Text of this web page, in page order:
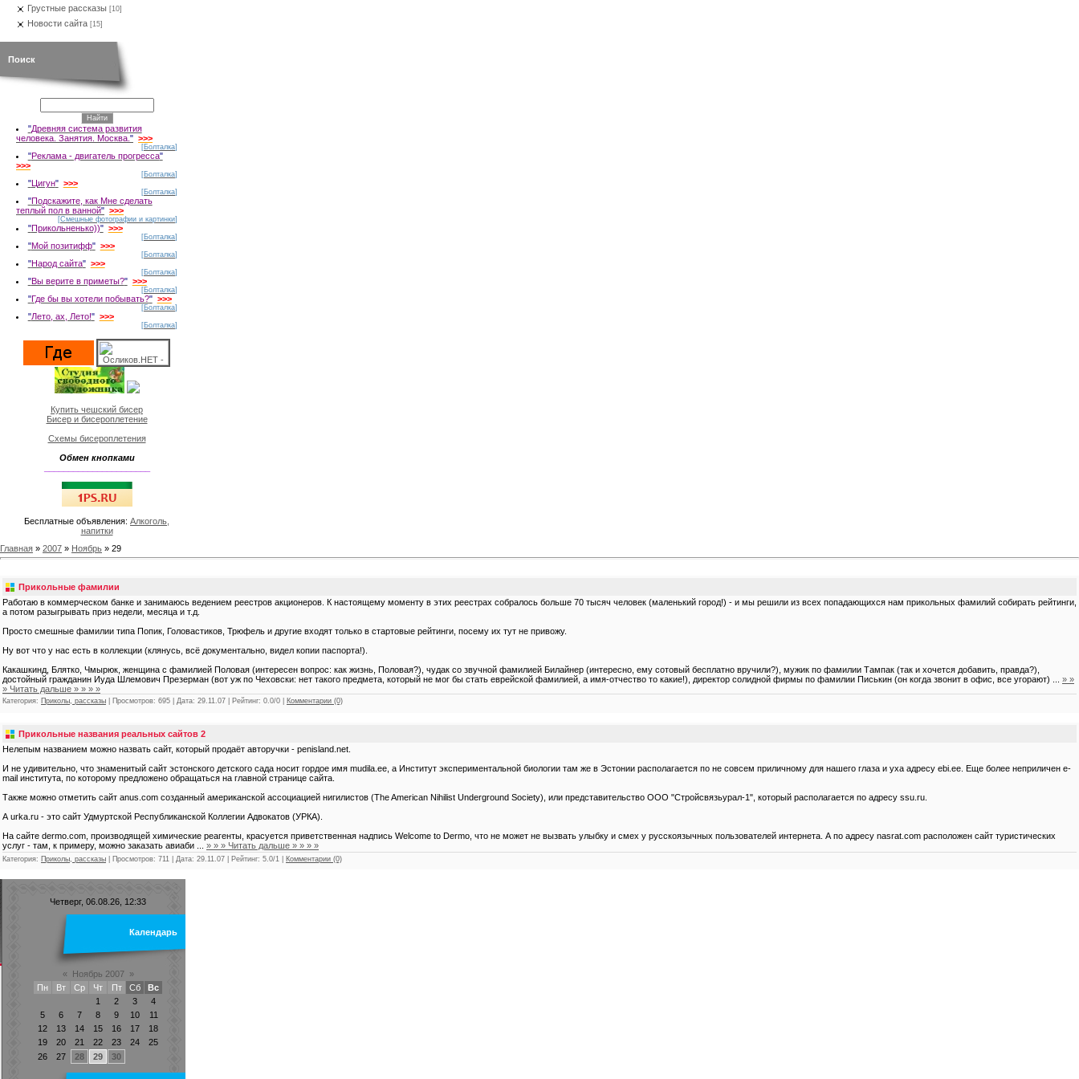
Грустные рассказы [10]
Новости сайта [15]
Поиск
"Древняя система развития
человека. Занятия. Москва. " >>>
[Болталка]
"Реклама - двигатель прогресса"
>>>
[Болталка]
"Цигун" >>>
[Болталка]
"Подскажите, как Мне сделать
теплый пол в ванной" >>>
[Смешные фотографии и картинки]
"Прикольненько))" >>>
[Болталка]
"Мой позитифф" >>>
[Болталка]
"Народ сайта" >>>
[Болталка]
"Вы верите в приметы?" >>>
[Болталка]
"Где бы вы хотели побывать?" >>>
[Болталка]
"Лето, ах, Лето!" >>>
[Болталка]
Купить чешский бисер
Бисер и бисероплетение
Схемы бисероплетения
Обмен кнопками
Бесплатные объявления: Алкоголь,
напитки
Главная » 2007 » Ноябрь » 29
Прикольные фамилии
Работаю в коммерческом банке и занимаюсь ведением реестров акционеров. К настоящему моменту в этих реестрах собралось больше 70 тысяч человек (маленький город!) - и мы решили из всех попадающихся нам прикольных фамилий собирать рейтинги,
а потом разыгрывать приз недели, месяца и т.д.
Просто смешные фамилии типа Попик, Головастиков, Трюфель и другие входят только в стартовые рейтинги, посему их тут не привожу.
Ну вот что у нас есть в коллекции (клянусь, всё документально, видел копии паспорта!).
Какашкинд, Блятко, Чмырюк, женщина с фамилией Половая (интересен вопрос: как жизнь, Половая?), чудак со звучной фамилией Билайнер (интересно, ему сотовый бесплатно вручили?), мужик по фамилии Тампак (так и хочется добавить, правда?),
достойный гражданин Иуда Шлемович Презерман (вот уж по Чеховски: нет такого предмета, который не мог бы стать еврейской фамилией, а имя-отчество то какие!), директор солидной фирмы по фамилии Писькин (он когда звонит в офис, все угорают)
» »
» Читать дальше » » » »
Категория: Приколы, рассказы | Просмотров: 695 | Дата: 29.11.07 | Рейтинг: 0.0/0 | Комментарии (0)
Прикольные названия реальных сайтов 2
Нелепым названием можно назвать сайт, который продаёт авторучки - penisland.net.
И не удивительно, что знаменитый сайт эстонского детского сада носит гордое имя mudila.ee, а Институт экспериментальной биологии там же в Эстонии располагается по не совсем приличному для нашего глаза и уха адресу ebi.ee. Еще более неприличен e-
mail института, по которому предложено обращаться на главной странице сайта.
Также можно отметить сайт anus.com созданный американской ассоциацией нигилистов (The American Nihilist Underground Society), или представительство ООО "Стройсвязьурал-1", который располагается по адресу ssu.ru.
А urka.ru - это сайт Удмуртской Республиканской Коллегии Адвокатов (УРКА).
На сайте dermo.com, производящей химические реагенты, красуется приветственная надпись Welcome to Dermo, что не может не вызвать улыбку и смех у русскоязычных пользователей интернета. А по адресу nasrat.com расположен сайт туристических
услуг - там, к примеру, можно заказать авиаби
» » » Читать дальше » » » »
Категория: Приколы, рассказы | Просмотров: 711 | Дата: 29.11.07 | Рейтинг: 5.0/1 | Комментарии (0)
Четверг, 06.08.26, 12:33
Календарь
« Ноябрь 2007
»
Пн
Вт Ср Чт Пт Сб
Вс
1
2 3
4
5
6 7 8 9 10
11
12
13 14 15 16 17
18
19
20 21 22 23 24
25
26
27 28 29 30